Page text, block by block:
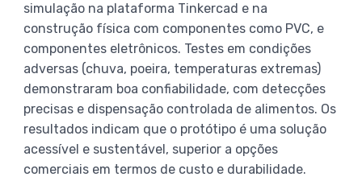
simulação na plataforma Tinkercad e na
construção física com componentes como PVC, e
componentes eletrônicos. Testes em condições
adversas (chuva, poeira, temperaturas extremas)
demonstraram boa confiabilidade, com detecções
precisas e dispensação controlada de alimentos. Os
resultados indicam que o protótipo é uma solução
acessível e sustentável, superior a opções
comerciais em termos de custo e durabilidade.